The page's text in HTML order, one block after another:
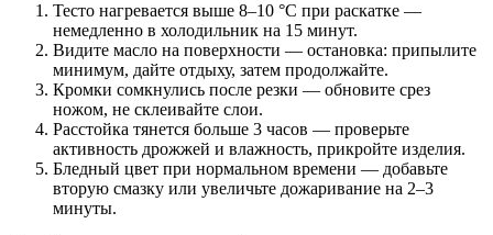
Тесто нагревается выше 8–10 °C при раскатке —
немедленно в холодильник на 15 минут.
Видите масло на поверхности — остановка: припылите
минимум, дайте отдыху, затем продолжайте.
Кромки сомкнулись после резки — обновите срез
ножом, не склеивайте слои.
Расстойка тянется больше 3 часов — проверьте
активность дрожжей и влажность, прикройте изделия.
Бледный цвет при нормальном времени — добавьте
вторую смазку или увеличьте дожаривание на 2–3
минуты.